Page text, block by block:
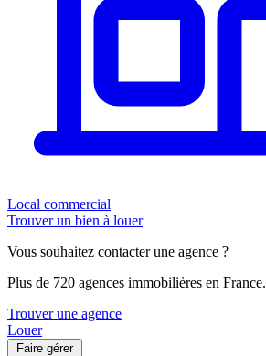
Local commercial
Trouver un bien à louer
Vous souhaitez contacter une agence ?
Plus de 720 agences immobilières en France.
Trouver une agence
Louer
Faire gérer